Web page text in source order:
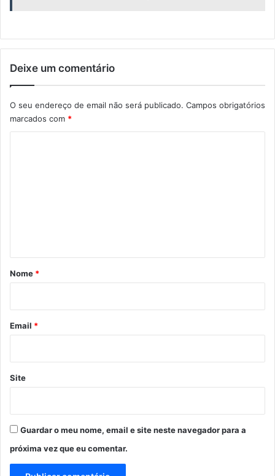
Deixe um comentário
O seu endereço de email não será publicado. Campos obrigatórios
marcados com *
r
*
Nome *
Email *
Site
Guardar o meu nome, email e site neste navegador para a
próxima vez que eu comentar.